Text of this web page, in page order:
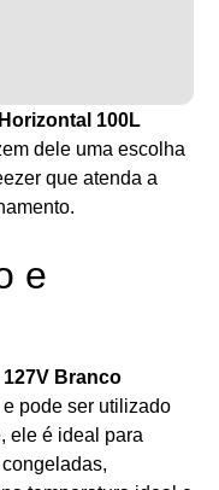
100L
dele uma escolha
que atenda a
e
127V Branco
pode ser utilizado
ele é ideal para